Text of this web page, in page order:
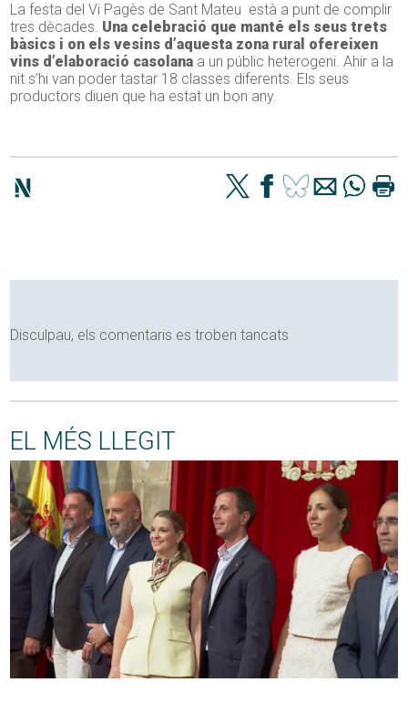
La festa del Vi Pagès de Sant Mateu està a punt de complir
tres dècades. Una celebració que manté els seus trets
bàsics i on els vesins d’aquesta zona rural ofereixen
vins d’elaboració casolana a un públic heterogeni. Ahir a la
nit s’hi van poder tastar 18 classes diferents. Els seus
productors diuen que ha estat un bon any.
Disculpau, els comentaris es troben tancats
EL MÉS LLEGIT